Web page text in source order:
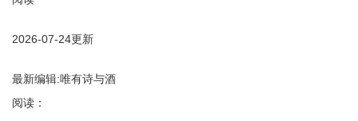
2026-07-24更新
最新编辑:唯有诗与酒
阅读：